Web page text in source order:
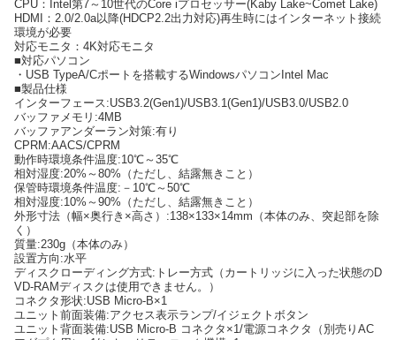
CPU：Intel第7～10世代のCore iプロセッサー(Kaby Lake~Comet Lake)
HDMI：2.0/2.0a以降(HDCP2.2出力対応)再生時にはインターネット接続
環境が必要
対応モニタ：4K対応モニタ
■対応パソコン
・USB TypeA/Cポートを搭載するWindowsパソコンIntel Mac
■製品仕様
インターフェース:USB3.2(Gen1)/USB3.1(Gen1)/USB3.0/USB2.0
バッファメモリ:4MB
バッファアンダーラン対策:有り
CPRM:AACS/CPRM
動作時環境条件温度:10℃～35℃
相対湿度:20%～80%（ただし、結露無きこと）
保管時環境条件温度:－10℃～50℃
相対湿度:10%～90%（ただし、結露無きこと）
外形寸法（幅×奥行き×高さ）:138×133×14mm（本体のみ、突起部を除
く）
質量:230g（本体のみ）
設置方向:水平
ディスクローディング方式:トレー方式（カートリッジに入った状態のD
VD-RAMディスクは使用できません。）
コネクタ形状:USB Micro-B×1
ユニット前面装備:アクセス表示ランプ/イジェクトボタン
ユニット背面装備:USB Micro-B コネクタ×1/電源コネクタ（別売りAC